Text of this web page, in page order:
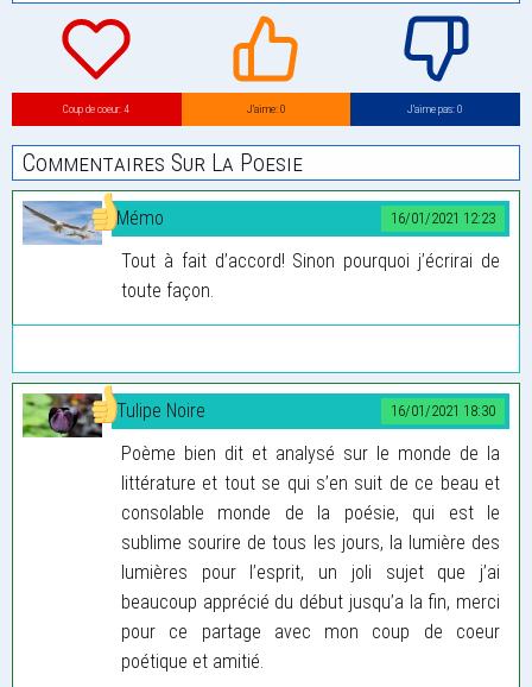
Coup de coeur: 4 J’aime: 0 J’aime pas: 0
Commentaires Sur La Poesie
16/01/2021 12:23
Mémo
Tout à fait d’accord! Sinon pourquoi j’écrirai de
toute façon.
16/01/2021 18:30
Tulipe Noire
Poème bien dit et analysé sur le monde de la
littérature et tout se qui s’en suit de ce beau et
consolable monde de la poésie, qui est le
sublime sourire de tous les jours, la lumière des
lumières pour l’esprit, un joli sujet que j’ai
beaucoup apprécié du début jusqu’a la fin, merci
pour ce partage avec mon coup de coeur
poétique et amitié.